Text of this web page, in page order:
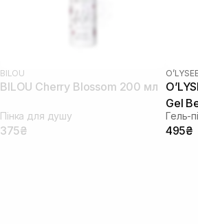
BILOU
BILOU Cherry Blossom 200 мл
Пінка для душу
375₴
Gel
495₴